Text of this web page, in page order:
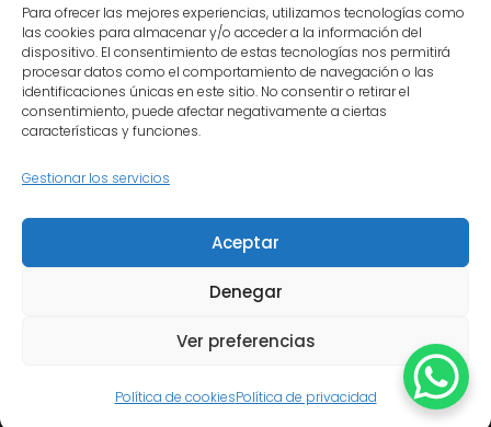
Para ofrecer las mejores experiencias, utilizamos tecnologías como
las cookies para almacenar y/o acceder a la información del
dispositivo. El consentimiento de estas tecnologías nos permitirá
procesar datos como el comportamiento de navegación o las
identificaciones únicas en este sitio. No consentir o retirar el
consentimiento, puede afectar negativamente a ciertas
características y funciones.
Gestionar los servicios
Aceptar
Denegar
Ver preferencias
Política de cookiesPolítica de privacidad
que merece tu instrumento.
Inicio
Quiénes somos
Política de privacidad
Política de cookies
Contacto
© Copyright - Olmedo Luthier | Diseñado por Evolink360